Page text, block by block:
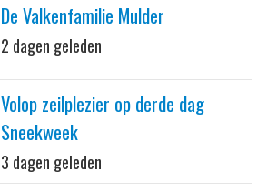
De Valkenfamilie Mulder
2 dagen geleden
Volop zeilplezier op derde dag
Sneekweek
3 dagen geleden